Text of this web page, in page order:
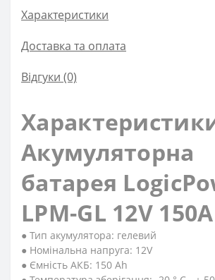
Характеристики
Доставка та оплата
Відгуки (0)
Акумуляторна
батарея
LPM-GL 12V
● Тип акумулятора: гелевий
● Номінальна напруга: 12V
● Ємність АКБ: 150 Ah